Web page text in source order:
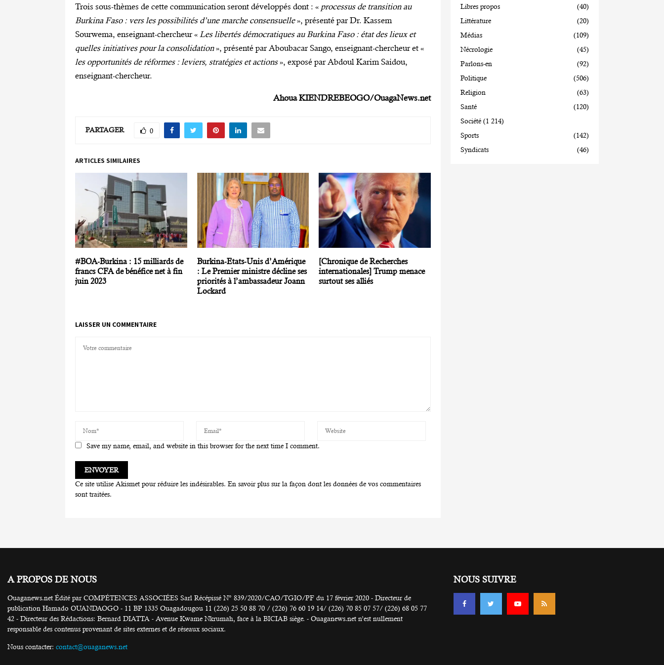
Trois sous-thèmes de cette communication seront développés dont : « processus de transition au
Burkina Faso : vers les possibilités d’une marche consensuelle», présenté par Dr. Kassem
Sourwema, enseignant-chercheur « Les libertés démocratiques au Burkina Faso : état des lieux et
quelles initiatives pour la consolidation», présenté par Aboubacar Sango, enseignant-chercheur et «
les opportunités de réformes : leviers, stratégies et actions», exposé par Abdoul Karim Saidou,
enseignant-chercheur.
Ahoua KIENDREBEOGO/OuagaNews.net
PARTAGER 0
ARTICLES SIMILAIRES
#BOA-Burkina : 15 milliards de
francs CFA de bénéfice net à fin
juin 2023
Burkina-Etats-Unis d’Amérique
: Le Premier ministre décline ses
priorités à l’ambassadeur Joann
Lockard
[Chronique de Recherches
internationales] Trump menace
surtout ses alliés
LAISSER UN COMMENTAIRE
Save my name, email, and website in this browser for the next time I comment.
Ce site utilise Akismet pour réduire les indésirables. En savoir plus sur la façon dont les données de vos commentaires
sont traitées.
Libres propos
(40)
Littérature
(20)
Médias
(109)
Nécrologie
(45)
Parlons-en
(92)
Politique
(506)
Religion
(63)
Santé
(120)
Société (1 214)
Sports
(142)
Syndicats
(46)
A PROPOS DE NOUS
Ouaganews.net Édité par COMPÉTENCES ASSOCIÉES Sarl Récépissé N° 839/2020/CAO/TGIO/PF du 17 février 2020 - Directeur de
publication Hamado OUANDAOGO - 11 BP 1335 Ouagadougou 11 (226) 25 50 88 70 / (226) 76 60 19 14/ (226) 70 85 07 57/ (226) 68 05 77
42 - Directeur des Rédactions: Bernard DIATTA - Avenue Kwame Nkrumah, face à la BICIAB siège. - Ouaganews.net n’est nullement
responsable des contenus provenant de sites externes et de réseaux sociaux.
Nous contacter: contact@ouaganews.net
NOUS SUIVRE